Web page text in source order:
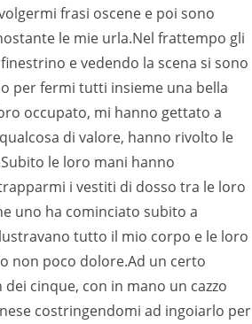
frasi oscene e poi sono
le mie urla.Nel frattempo gli
e vedendo la scena si sono
per fermi tutti insieme una bella
occupato, mi hanno gettato a
di valore, hanno rivolto le
le loro mani hanno
i vestiti di dosso tra le loro
uno ha cominciato subito a
tutto il mio corpo e le loro
non poco dolore.Ad un certo
cinque, con in mano un cazzo
costringendomi ad ingoiarlo per